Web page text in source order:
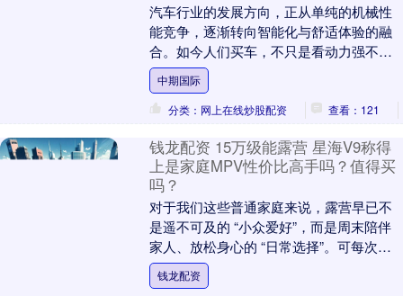
汽车行业的发展方向，正从单纯的机械性
能竞争，逐渐转向智能化与舒适体验的融
合。如今人们买车，不只是看动力强不
强、配置高不高，更在意这辆车能否带来
一种愉悦的出行感受....
中期国际
分类：网上在线炒股配资
查看：121
钱龙配资 15万级能露营 星海V9称得
上是家庭MPV性价比高手吗？值得买
吗？
对于我们这些普通家庭来说，露营早已不
是遥不可及的 “小众爱好”，而是周末陪伴
家人、放松身心的 “日常选择”。可每次策
划露营，都会被一个现实问题难住：到底
选什么车....
钱龙配资